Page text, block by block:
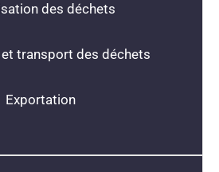
des déchets
transport des déchets
Exportation